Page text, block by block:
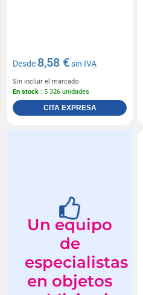
Desde 8,58 €sin IVA
Sin incluir el marcado
En stock : 5 326 unidades
CITA EXPRESA
Un equipo
de
especialistas
en objetos